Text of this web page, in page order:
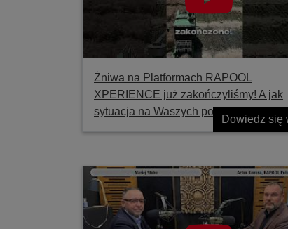
Żniwa na Platformach RAPOOL
XPERIENCE już zakończyliśmy! A jak
sytuacja na Waszych polach?
Dowiedz się